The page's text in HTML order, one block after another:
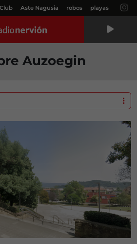
Aste Nagusia robos playas
Auzoegin